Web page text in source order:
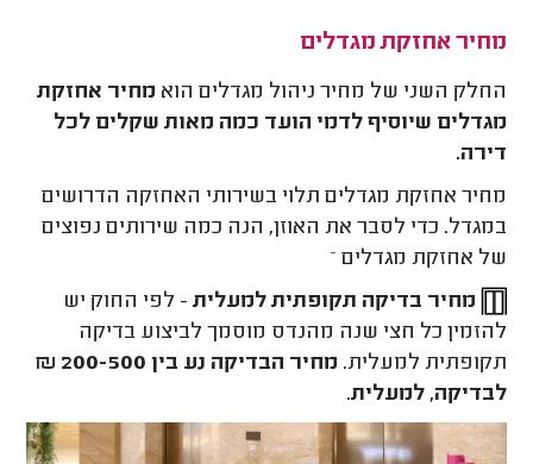
מחיר אחזקת מגדלים
החלק השני של מחיר ניהול מגדלים הוא מחיר אחזקת
מגדלים שיוסיף לדמי הועד כמה מאות שקלים לכל
דירה.
מחיר אחזקת מגדלים תלוי בשירותי האחזקה הדרושים
במגדל. כדי לסבר את האוזן, הנה כמה שירותים נפוצים
של אחזקת מגדלים –
מחיר בדיקה תקופתית למעלית - לפי החוק יש
להזמין כל חצי שנה מהנדס מוסמך לביצוע בדיקה
תקופתית למעלית.
מחיר הבדיקה נע בין 200-500 ₪
לבדיקה, למעלית.